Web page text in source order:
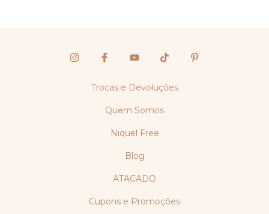
Trocas e Devoluções
Quem Somos
Niquel Free
Blog
ATACADO
Cupons e Promoções